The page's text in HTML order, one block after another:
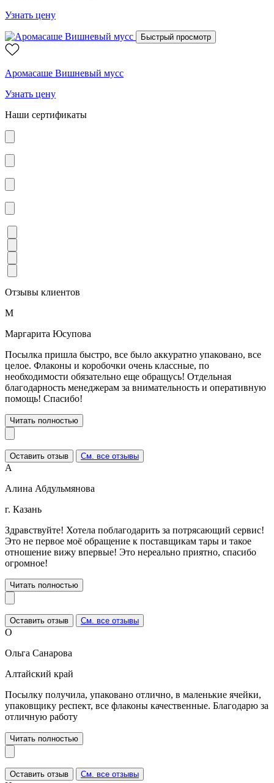
Узнать цену
Быстрый просмотр
Аромасаше Вишневый мусс
Узнать цену
Наши сертификаты
Отзывы клиентов
М
Маргарита Юсупова
Посылка пришла быстро, все было аккуратно упаковано, все
целое. Флаконы и коробочки очень классные, по
необходимости обязательно еще обращусь! Отдельная
благодарность менеджерам за внимательность и оперативную
помощь! Спасибо!
Читать полностью
Оставить отзыв См. все отзывы
А
Алина Абдульмянова
г. Казань
Здравствуйте! Хотела поблагодарить за потрясающий сервис!
Это не первое моё обращение к поставщикам тары и такое
отношение вижу впервые! Это нереально приятно, спасибо
огромное!
Читать полностью
Оставить отзыв См. все отзывы
О
Ольга Санарова
Алтайский край
Посылку получила, упаковано отлично, в маленькие ячейки,
упаковщику респект, все флаконы качественные. Благодарю за
отличную работу
Читать полностью
Оставить отзыв См. все отзывы